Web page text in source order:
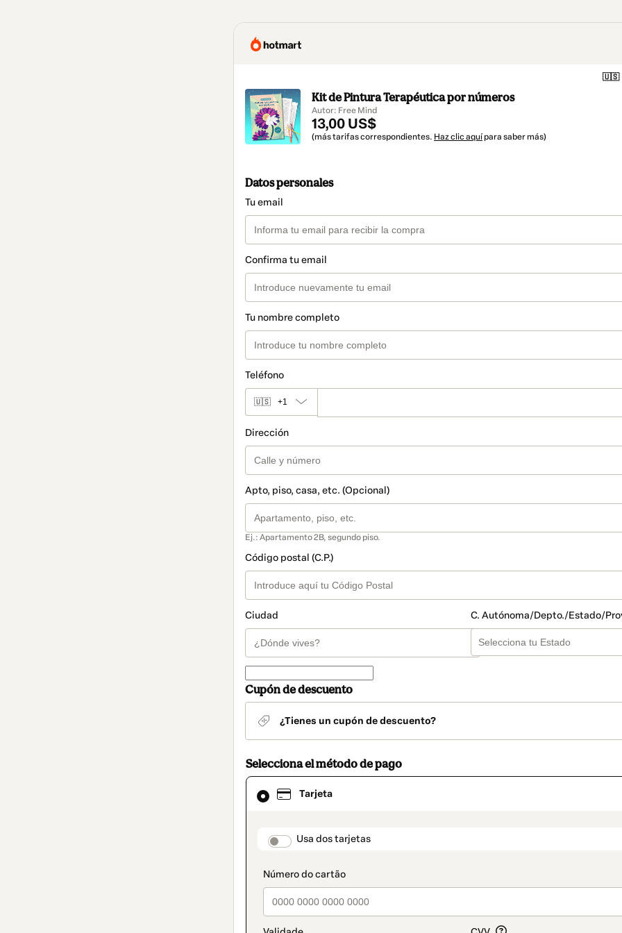
🇺🇸
Kit de Pintura Terapéutica por números
Autor: Free Mind
13,00 US$
(más tarifas correspondientes. Haz clic aquí para saber más)
Datos personales
Tu email
Confirma tu email
Tu nombre completo
Teléfono
🇺🇸 +1
Dirección
Apto, piso, casa, etc. (Opcional)
Ej.: Apartamento 2B, segundo piso.
Código postal (C.P.)
Ciudad C. Autónoma/Depto./Estado/
Cupón de descuento
¿Tienes un cupón de descuento?
Selecciona el método de pago
Tarjeta
payment_data.section_title_v2
Usa dos tarjetas
El
método
seleccionado